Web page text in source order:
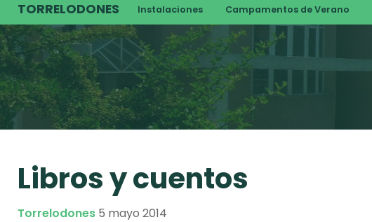
TORRELODONES Instalaciones Campamentos de Verano
Libros y cuentos
Torrelodones 5 mayo 2014